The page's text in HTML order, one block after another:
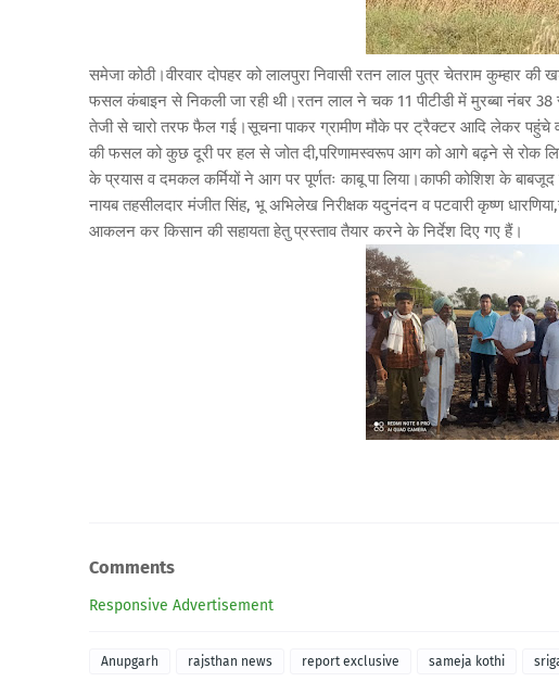
समेजा कोठी।वीरवार दोपहर को लालपुरा निवासी रतन लाल पुत्र चेतराम
फसल कंबाइन से निकली जा रही थी।रतन लाल ने चक 11 पीटीडी में मुरब्बा नंबर
तेजी से चारो तरफ फैल गई।सूचना पाकर ग्रामीण मौके पर ट्रैक्टर आदि लेकर
की फसल को कुछ दूरी पर हल से जोत दी,परिणामस्वरूप आग को आगे बढ़ने से रोक
के प्रयास व दमकल कर्मियों ने आग पर पूर्णतः काबू पा लिया।काफी कोशिश के
नायब तहसीलदार मंजीत सिंह, भू अभिलेख निरीक्षक यदुनंदन व पटवारी कृष्ण
आकलन कर किसान की सहायता हेतु प्रस्ताव तैयार करने के निर्देश दिए गए हैं।
Comments
Responsive Advertisement
Anupgarh rajsthan news report exclusive sameja kothi